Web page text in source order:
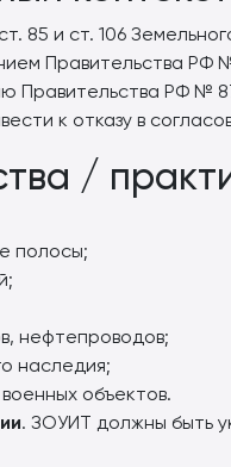
85 и ст. 106
Правительства
Правительства РФ №
к отказу в
/
полосы;
нефтепроводов;
наследия;
объектов.
. ЗОУИТ должны быть